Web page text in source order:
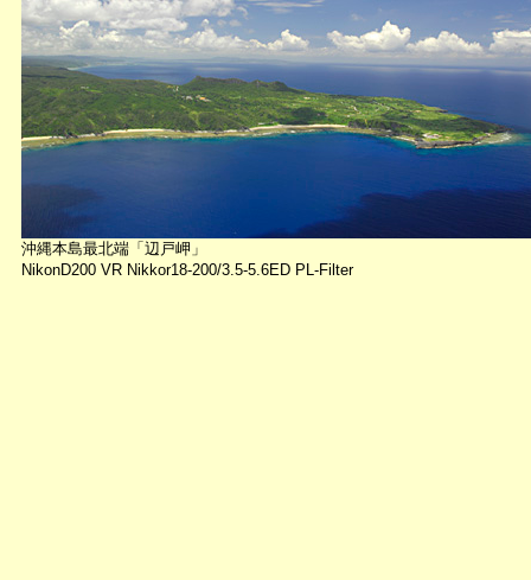
沖縄本島最北端「辺戸岬」
NikonD200 VR Nikkor18-200/3.5-5.6ED PL-Filter